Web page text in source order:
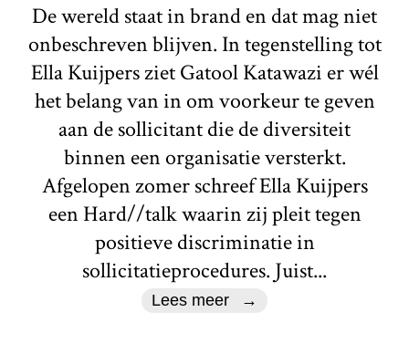
De wereld staat in brand en dat mag niet
onbeschreven blijven. In tegenstelling tot
Ella Kuijpers ziet Gatool Katawazi er wél
het belang van in om voorkeur te geven
aan de sollicitant die de diversiteit
binnen een organisatie versterkt.
Afgelopen zomer schreef Ella Kuijpers
een Hard//talk waarin zij pleit tegen
positieve discriminatie in
sollicitatieprocedures. Juist...
Lees meer